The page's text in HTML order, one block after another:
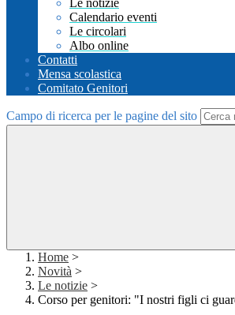
Le notizie
Calendario eventi
Le circolari
Albo online
Contatti
Mensa scolastica
Comitato Genitori
Campo di ricerca per le pagine del sito
Home >
Novità >
Le notizie >
Corso per genitori: "I nostri figli ci